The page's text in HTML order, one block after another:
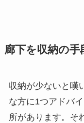
廊下を収納の
収納が少ないと嘆
な方に1つアドバ
所があります。そ